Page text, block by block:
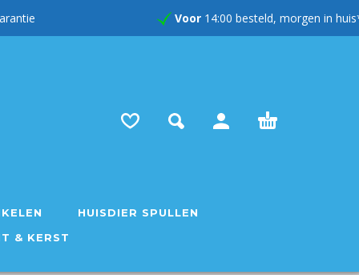
garantie Voor 14:00 besteld, morgen in
HUISDIER SPULLEN
& KERST